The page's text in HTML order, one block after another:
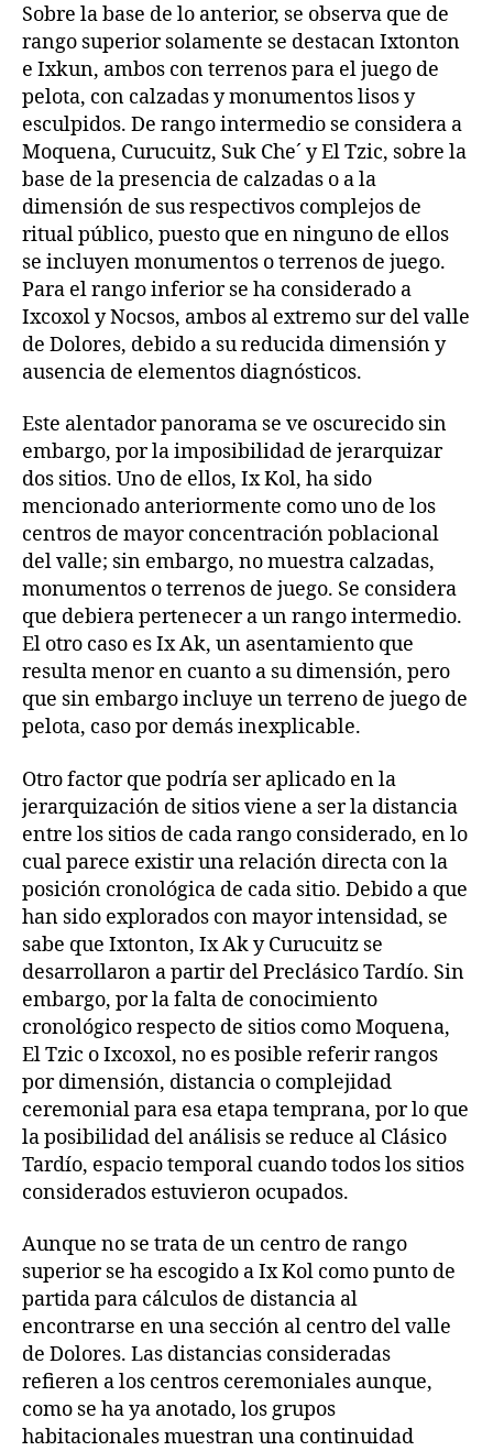
Sobre la base de lo anterior, se observa que de
rango superior solamente se destacan Ixtonton
e Ixkun, ambos con terrenos para el juego de
pelota, con calzadas y monumentos lisos y
esculpidos. De rango intermedio se considera a
Moquena, Curucuitz, Suk Che´ y El Tzic, sobre la
base de la presencia de calzadas o a la
dimensión de sus respectivos complejos de
ritual público, puesto que en ninguno de ellos
se incluyen monumentos o terrenos de juego.
Para el rango inferior se ha considerado a
Ixcoxol y Nocsos, ambos al extremo sur del valle
de Dolores, debido a su reducida dimensión y
ausencia de elementos diagnósticos.
Este alentador panorama se ve oscurecido sin
embargo, por la imposibilidad de jerarquizar
dos sitios. Uno de ellos, Ix Kol, ha sido
mencionado anteriormente como uno de los
centros de mayor concentración poblacional
del valle; sin embargo, no muestra calzadas,
monumentos o terrenos de juego. Se considera
que debiera pertenecer a un rango intermedio.
El otro caso es Ix Ak, un asentamiento que
resulta menor en cuanto a su dimensión, pero
que sin embargo incluye un terreno de juego de
pelota, caso por demás inexplicable.
Otro factor que podría ser aplicado en la
jerarquización de sitios viene a ser la distancia
entre los sitios de cada rango considerado, en lo
cual parece existir una relación directa con la
posición cronológica de cada sitio. Debido a que
han sido explorados con mayor intensidad, se
sabe que Ixtonton, Ix Ak y Curucuitz se
desarrollaron a partir del Preclásico Tardío. Sin
embargo, por la falta de conocimiento
cronológico respecto de sitios como Moquena,
El Tzic o Ixcoxol, no es posible referir rangos
por dimensión, distancia o complejidad
ceremonial para esa etapa temprana, por lo que
la posibilidad del análisis se reduce al Clásico
Tardío, espacio temporal cuando todos los sitios
considerados estuvieron ocupados.
Aunque no se trata de un centro de rango
superior se ha escogido a Ix Kol como punto de
partida para cálculos de distancia al
encontrarse en una sección al centro del valle
de Dolores. Las distancias consideradas
refieren a los centros ceremoniales aunque,
como se ha ya anotado, los grupos
habitacionales muestran una continuidad